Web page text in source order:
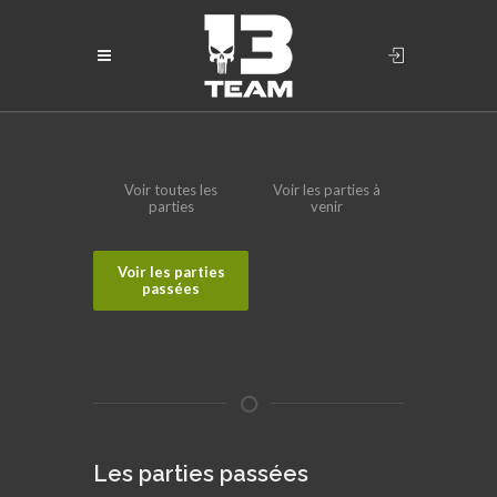
Voir toutes les
parties
Voir les parties à
venir
Voir les parties
passées
Les parties passées